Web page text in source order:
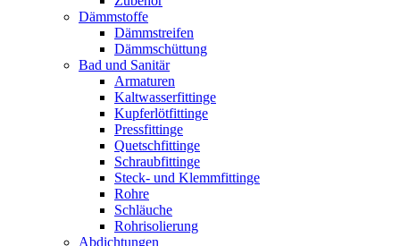
Dämmstoffe
Dämmstreifen
Dämmschüttung
Bad und Sanitär
Armaturen
Kaltwasserfittinge
Kupferlötfittinge
Pressfittinge
Quetschfittinge
Schraubfittinge
Steck- und Klemmfittinge
Rohre
Schläuche
Rohrisolierung
Abdichtungen